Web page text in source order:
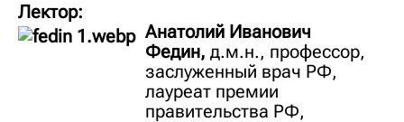
Лектор:
Анатолий Иванович
Федин, д.м.н., профессор,
заслуженный врач РФ,
лауреат премии
правительства РФ,